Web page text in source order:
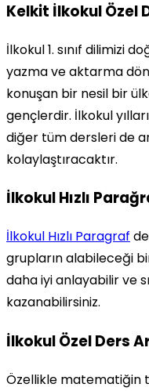
Kelkit İlkokul Özel
İlkokul 1. sınıf dilimizi
yazma ve aktarma
konuşan bir nesil bir
gençlerdir. İlkokul
diğer tüm dersleri de
kolaylaştıracaktır.
İlkokul Hızlı
İlkokul Hızlı Paragraf
grupların alabileceği
daha iyi anlayabilir ve
kazanabilirsiniz.
İlkokul Özel Ders
Özellikle matematiğin